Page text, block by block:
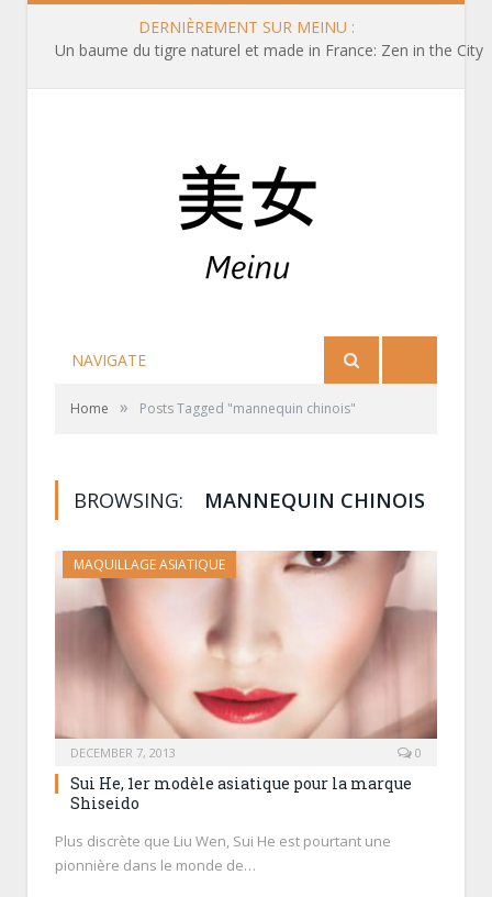
DERNIÈREMENT SUR MEINU :
Un baume du tigre naturel et made in France: Zen in the City
NAVIGATE
Home » Posts Tagged "mannequin chinois"
BROWSING: MANNEQUIN CHINOIS
MAQUILLAGE ASIATIQUE
DECEMBER 7, 2013 0
Sui He, 1er modèle asiatique pour la marque
Shiseido
Plus discrète que Liu Wen, Sui He est pourtant une
pionnière dans le monde de…